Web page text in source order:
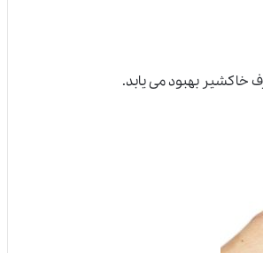
خاکشیر بهبود می یابد.